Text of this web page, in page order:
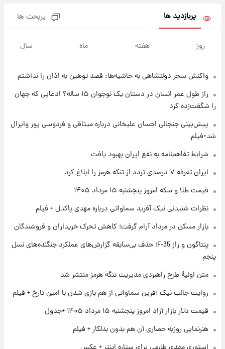
قیمت سکه و طلا فردا
۱ روز پیش
۱ روز پیش
۱ روز پیش
ارزش سهام عدالت برای امروز چهارشنبه ۱۴ مرداد
آغاز طرح جدید فروش مشارکت در تولید سایپا؛
سود مشارکت چند درصد است؟
پربازدید ها پربحث ها
روز هفته ماه سال
واکنش سحر دولتشاهی به حاشیه‌ها: قصد توهین به اذان را نداشتم
راز طول عمر انسان در دستان یک نوجوان ۱۵ ساله؟ ادعایی که جهان
را شگفت‌زده کرد
پیش‌بینی جنجالی احسان علیخانی درباره میثاقی و فردوسی پور وایرال
شد+فیلم
شرایط تفاهم‌نامه به نفع ایران بهبود یافت
ایران تعرفه ۷ درصدی تردد از تنگه هرمز را ابلاغ کرد
قیمت طلا و سکه امروز پنجشنبه ۱۵ مرداد ۱۴۰۵
نظرات شنیدنی نیک آفرید سماواتی درباره مهدی پاکدل + فیلم
بازار مسکن در مرداد آرام گرفت؛ کاهش تحرک خریداران و فروشندگان
پنتاگون و راز F-35؛ حذف بی‌سابقه گزارش‌های عملکرد جنگنده‌های نسل
پنجم
متن اولیۀ طرح راهبردی مدیریت تنگه هرمز منتشر شد
روایت جالب نیک آفرین سماواتی از هم بازی شدن با امین تارخ + فیلم
قیمت دلار بازار آزاد امروز پنجشنبه ۱۵ مرداد ۱۴۰۵ +جدول
هنرنمایی روزبه حصاری آن هم بدون بدلکار + فیلم